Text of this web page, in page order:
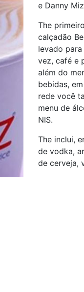
e Danny
The
calçadão
levado
vez, café e
além do
bebidas,
rede você
menu de
NIS.
The inclui,
de vodka,
de cerveja,